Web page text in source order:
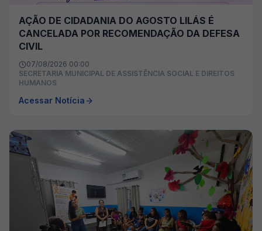
AÇÃO DE CIDADANIA DO AGOSTO LILÁS É
CANCELADA POR RECOMENDAÇÃO DA DEFESA
CIVIL
07/08/2026 00:00
SECRETARIA MUNICIPAL DE ASSISTÊNCIA SOCIAL E DIREITOS
HUMANOS
Acessar Notícia